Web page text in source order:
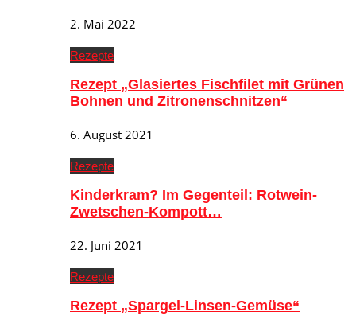
2. Mai 2022
Rezepte
Rezept „Glasiertes Fischfilet mit Grünen
Bohnen und Zitronenschnitzen“
6. August 2021
Rezepte
Kinderkram? Im Gegenteil: Rotwein-
Zwetschen-Kompott…
22. Juni 2021
Rezepte
Rezept „Spargel-Linsen-Gemüse“